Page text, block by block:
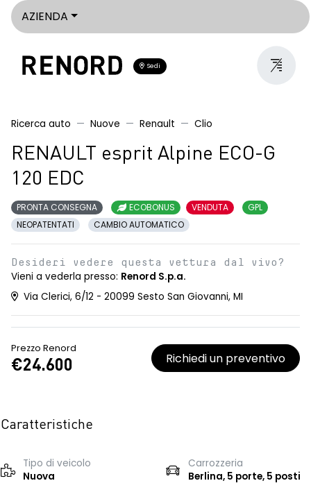
AZIENDA
Sedi
Ricerca auto Nuove Renault Clio
RENAULT esprit Alpine ECO-G
120 EDC
PRONTA CONSEGNA ECOBONUS VENDUTA
GPL
NEOPATENTATI
CAMBIO AUTOMATICO
Desideri vedere questa vettura dal vivo?
Vieni a vederla presso: Renord S.p.a.
Via Clerici, 6/12 - 20099 Sesto San Giovanni, MI
Prezzo Renord
€24.600 Richiedi un preventivo
Caratteristiche
Tipo di veicolo
Nuova
Carrozzeria
Berlina, 5 porte, 5 posti